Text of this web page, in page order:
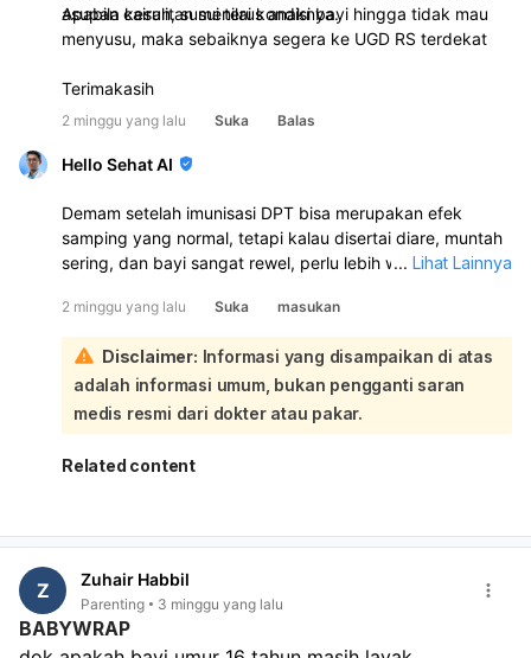
asupan cairan, susui terus anaknya.
Apabila kesulitan menilai kondisi bayi hingga tidak mau
menyusu, maka sebaiknya segera ke UGD RS terdekat
Terimakasih
2 minggu yang lalu Suka Balas
Hello Sehat AI
Demam setelah imunisasi DPT bisa merupakan efek
samping yang normal, tetapi kalau disertai diare, muntah
sering, dan bayi sangat rewel, perlu lebih waspada
cerna. Warna poop hijau sendiri umumnya masih bisa
normal, tetapi bila disertai diare dan muntah harus
dipantau ketat:
Demam pasca imunisasi biasanya sementara dan
membaik dalam 1–2 hari. Untuk membantu di rumah: beri
ASI/susu lebih sering, pastikan cairan cukup, pakaikan
pakaian nyaman, jaga ruangan sejuk, dan boleh beri
bayi diperiksa ke dokter anak. Segera bawa ke
tidak mau minum, muntah terus, diare makin sering,
demam tinggi menetap, atau kondisi memburuk.
... Lihat Lainnya
2 minggu yang lalu Suka masukan
Disclaimer: Informasi yang disampaikan di atas
adalah informasi umum, bukan pengganti saran
medis resmi dari dokter atau pakar.
Related content
Z Zuhair Habbil
Parenting 3 minggu yang lalu
BABYWRAP